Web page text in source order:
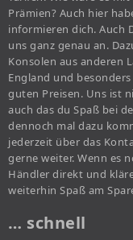
Prämien? Auch hier
informieren dich. Auch
uns ganz genau an.
Konsolen aus anderen
England und
guten Preisen. Uns ist
auch das du Spaß bei
dennoch mal dazu
jederzeit über das
gerne weiter. Wenn es
Händler direkt und
weiterhin Spaß am
… schnell